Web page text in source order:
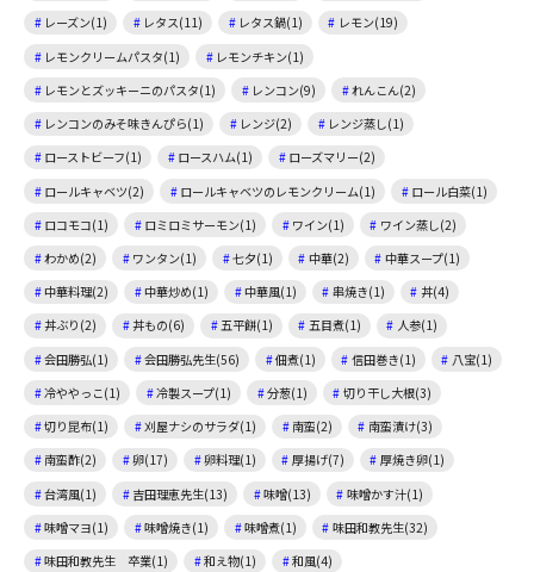
レーズン(1)
レタス(11) レタス鍋(1)
レモン(19)
レモンクリームパスタ(1)
レモンチキン(1)
レモンとズッキーニのパスタ(1)
レンコン(9)
れんこん(2)
レンコンのみそ味きんぴら(1)
レンジ(2)
レンジ蒸し(1)
ローストビーフ(1)
ロースハム(1)
ローズマリー(2)
ロールキャベツ(2)
ロールキャベツのレモンクリーム(1)
ロール白菜(1)
ロコモコ(1)
ロミロミサーモン(1) ワイン(1)
ワイン蒸し(2)
わかめ(2)
ワンタン(1) 七夕(1) 中華(2)
中華スープ(1)
中華料理(2)
中華炒め(1) 中華風(1) 串焼き(1)
丼(4)
丼ぶり(2)
丼もの(6) 五平餅(1) 五目煮(1)
人参(1)
会田勝弘(1)
会田勝弘先生(56) 佃煮(1) 信田巻き(1)
八宝(1)
冷ややっこ(1)
冷製スープ(1) 分葱(1)
切り干し大根(3)
切り昆布(1)
刈屋ナシのサラダ(1) 南蛮(2)
南蛮漬け(3)
南蛮酢(2)
卵(17) 卵料理(1) 厚揚げ(7)
厚焼き卵(1)
台湾風(1)
吉田理恵先生(13) 味噌(13)
味噌かす汁(1)
味噌マヨ(1)
味噌焼き(1) 味噌煮(1)
味田和教先生(32)
味田和教先生 卒業(1)
和え物(1)
和風(4)